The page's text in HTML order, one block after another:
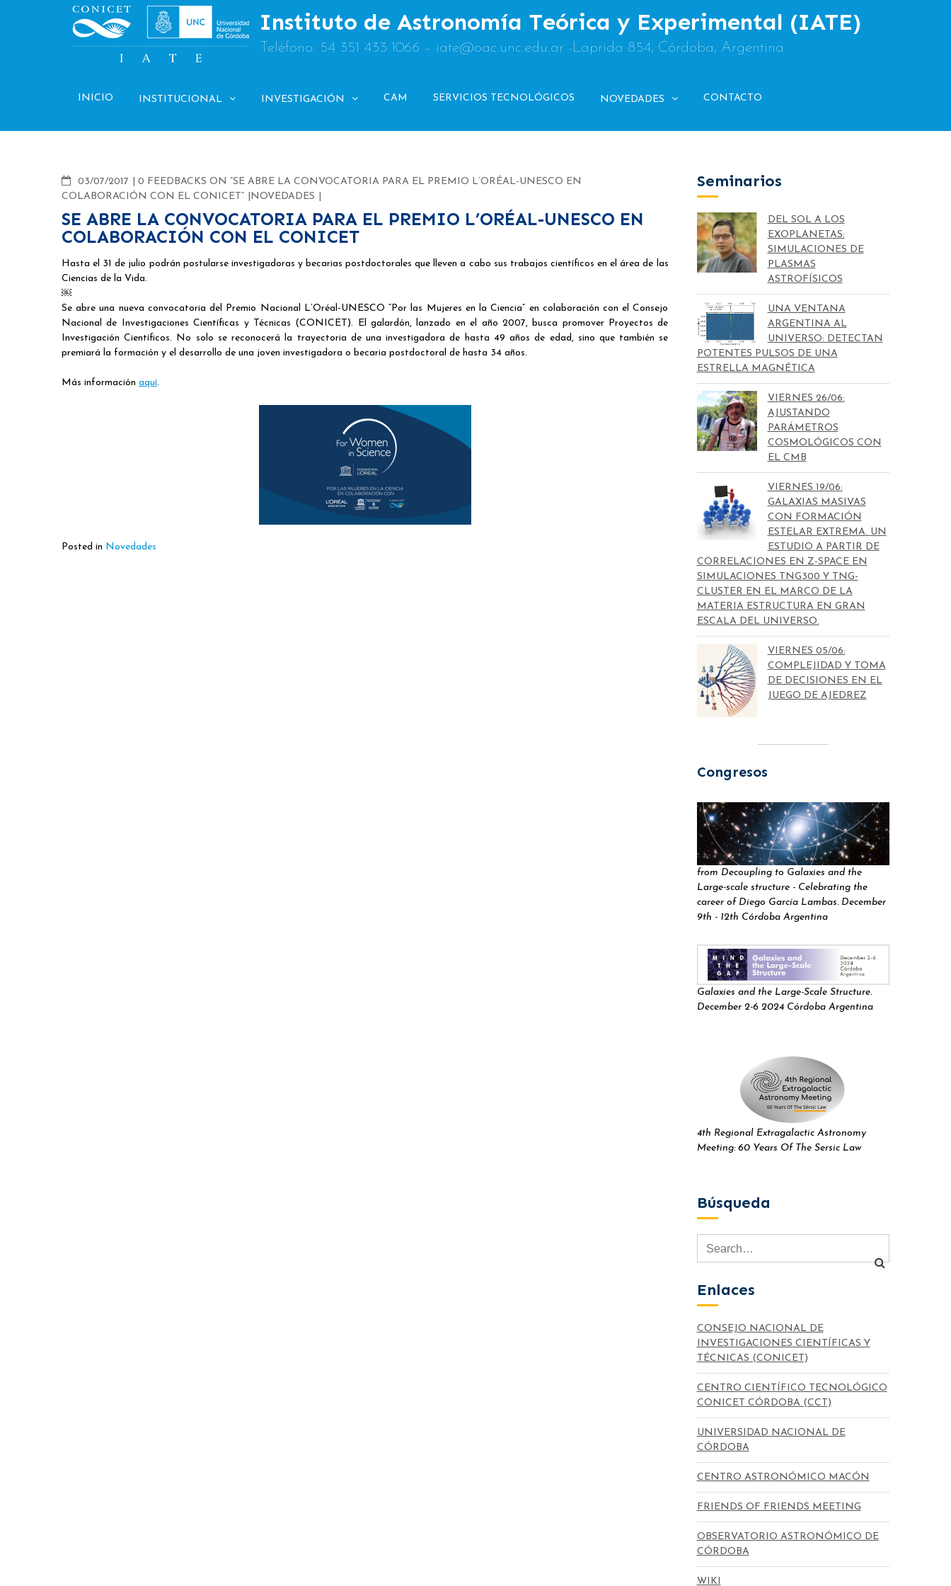
Instituto de Astronomía Teórica y Experimental (IATE)
Teléfono: 54 351 433 1066 – iate@oac.unc.edu.ar -Laprida 854, Córdoba, Argentina
INICIO INSTITUCIONAL INVESTIGACIÓN CAM SERVICIOS TECNOLÓGICOS NOVEDADES CONTACTO
03/07/2017 COMMENTS
0 FEEDBACKS ON “SE ABRE LA CONVOCATORIA PARA EL PREMIO L’ORÉAL-UNESCO EN
COLABORACIÓN CON EL CONICET”
NOVEDADES
SE ABRE LA CONVOCATORIA PARA EL PREMIO L’ORÉAL-UNESCO EN
COLABORACIÓN CON EL CONICET
Hasta el 31 de julio podrán postularse investigadoras y becarias postdoctorales que lleven a cabo sus trabajos científicos en el área de las
Ciencias de la Vida.
￼
Se abre una nueva convocatoria del Premio Nacional L’Oréal-UNESCO “Por las Mujeres en la Ciencia” en colaboración con el Consejo
Nacional de Investigaciones Científicas y Técnicas (CONICET). El galardón, lanzado en el año 2007, busca promover Proyectos de
Investigación Científicos. No solo se reconocerá la trayectoria de una investigadora de hasta 49 años de edad, sino que también se
premiará la formación y el desarrollo de una joven investigadora o becaria postdoctoral de hasta 34 años.
Más información aquí.
Posted in Novedades
Seminarios
DEL SOL A LOS
EXOPLANETAS:
SIMULACIONES DE
PLASMAS
ASTROFÍSICOS
UNA VENTANA
ARGENTINA AL
UNIVERSO: DETECTAN
POTENTES PULSOS DE UNA
ESTRELLA MAGNÉTICA
VIERNES 26/06:
AJUSTANDO
PARÁMETROS
COSMOLÓGICOS CON
EL CMB
VIERNES 19/06:
GALAXIAS MASIVAS
CON FORMACIÓN
ESTELAR EXTREMA. UN
ESTUDIO A PARTIR DE
CORRELACIONES EN Z-SPACE EN
SIMULACIONES TNG300 Y TNG-
CLUSTER EN EL MARCO DE LA
MATERIA ESTRUCTURA EN GRAN
ESCALA DEL UNIVERSO.
VIERNES 05/06:
COMPLEJIDAD Y TOMA
DE DECISIONES EN EL
JUEGO DE AJEDREZ
Congresos
from Decoupling to Galaxies and the
Large-scale structure - Celebrating the
career of Diego García Lambas. December
9th - 12th Córdoba Argentina
Galaxies and the Large-Scale Structure.
December 2-6 2024 Córdoba Argentina
4th Regional Extragalactic Astronomy
Meeting: 60 Years Of The Sersic Law
Búsqueda
Enlaces
CONSEJO NACIONAL DE
INVESTIGACIONES CIENTÍFICAS Y
TÉCNICAS (CONICET)
CENTRO CIENTÍFICO TECNOLÓGICO
CONICET CÓRDOBA (CCT)
UNIVERSIDAD NACIONAL DE
CÓRDOBA
CENTRO ASTRONÓMICO MACÓN
FRIENDS OF FRIENDS MEETING
OBSERVATORIO ASTRONÓMICO DE
CÓRDOBA
WIKI